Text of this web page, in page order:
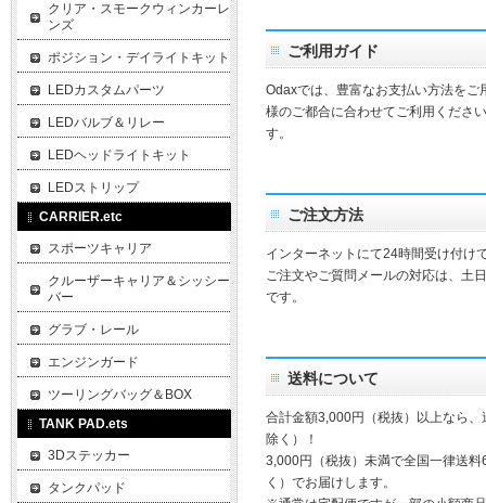
ご利用ガイド
Odaxでは、豊富なお支払い方法を
様のご都合に合わせてご利用くださ
す。
ご注文方法
インターネットにて24時間受け付け
ご注文やご質問メールの対応は、土
です。
送料について
合計金額3,000円（税抜）以上なら
除く）！
3,000円（税抜）未満で全国一律送
く）でお届けします。
クリア・スモークウィンカーレ
ンズ
ポジション・デイライトキット
LEDカスタムパーツ
LEDバルブ＆リレー
LEDヘッドライトキット
LEDストリップ
CARRIER.etc
スポーツキャリア
クルーザーキャリア＆シッシー
バー
グラブ・レール
エンジンガード
ツーリングバッグ＆BOX
TANK PAD.ets
3Dステッカー
タンクパッド